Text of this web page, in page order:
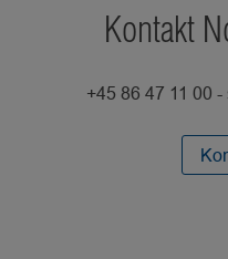
Kontakt
+45 86 47 11 00